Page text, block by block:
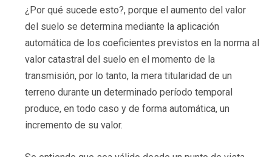
¿Por qué sucede esto?, porque el aumento del valor
del suelo se determina mediante la aplicación
automática de los coeficientes previstos en la norma al
valor catastral del suelo en el momento de la
transmisión, por lo tanto, la mera titularidad de un
terreno durante un determinado período temporal
produce, en todo caso y de forma automática, un
incremento de su valor.